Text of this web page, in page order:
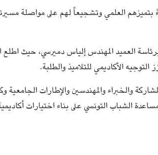
تكريم المتفوقين وطنياً في #باكالوريا_2026، احتفاءً بتميزهم العلمي وتشجيعاً لهم على مواصلة
العميد المهندس إلياس دميرسي، حيث اطلع
الأكاديمي للتلاميذ والطلبة.
والخبراء والمهندسين والإطارات الجامعية
الشباب التونسي على بناء اختيارات